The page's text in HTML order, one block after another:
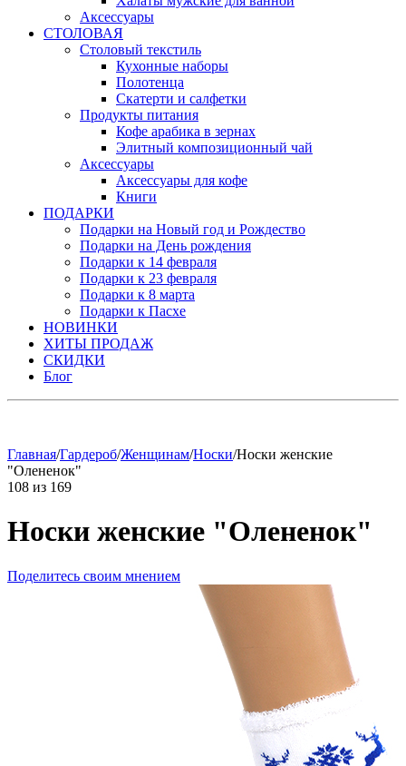
Аксессуары
СТОЛОВАЯ
Столовый текстиль
Кухонные наборы
Полотенца
Скатерти и салфетки
Продукты питания
Кофе арабика в зернах
Элитный композиционный чай
Аксессуары
Аксессуары для кофе
Книги
ПОДАРКИ
Подарки на Новый год и Рождество
Подарки на День рождения
Подарки к 14 февраля
Подарки к 23 февраля
Подарки к 8 марта
Подарки к Пасхе
НОВИНКИ
ХИТЫ ПРОДАЖ
СКИДКИ
Блог
Главная/Гардероб/Женщинам/Носки/Носки женские
"Олененок"
108 из 169
Носки женские "Олененок"
Поделитесь своим мнением